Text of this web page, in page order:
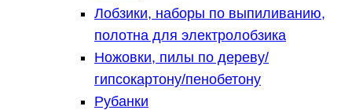
Лобзики, наборы по выпиливанию,
полотна для электролобзика
Ножовки, пилы по дереву/
гипсокартону/пенобетону
Рубанки